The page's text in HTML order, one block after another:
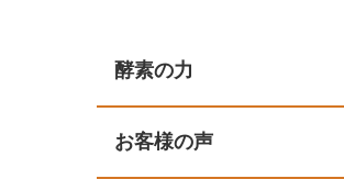
酵素の力
お客様の声